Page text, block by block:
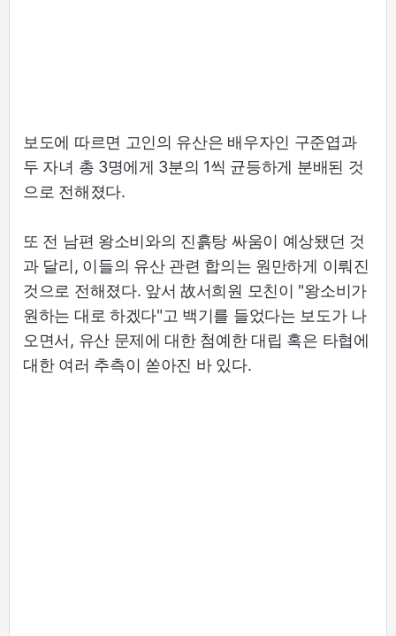
보도에 따르면 고인의 유산은 배우자인 구준엽과
두 자녀 총 3명에게 3분의 1씩 균등하게 분배된 것
으로 전해졌다.
또 전 남편 왕소비와의 진흙탕 싸움이 예상됐던 것
과 달리, 이들의 유산 관련 합의는 원만하게 이뤄진
것으로 전해졌다. 앞서 故서희원 모친이 "왕소비가
원하는 대로 하겠다"고 백기를 들었다는 보도가 나
오면서, 유산 문제에 대한 첨예한 대립 혹은 타협에
대한 여러 추측이 쏟아진 바 있다.